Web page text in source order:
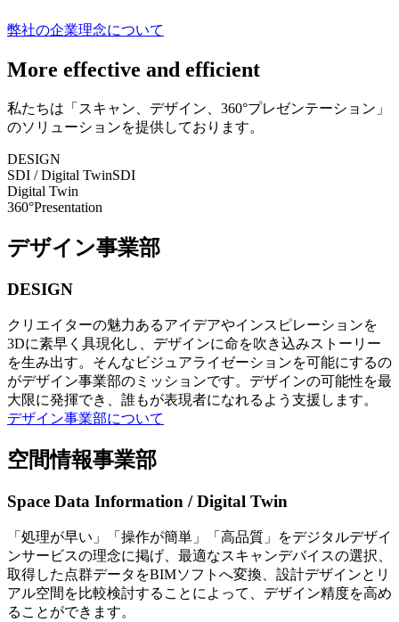
弊社の企業理念について
More effective and efficient
私たちは「スキャン、デザイン、360°プレゼンテーション」
のソリューションを提供しております。
DESIGN
SDI / Digital TwinSDI
Digital Twin
360°Presentation
デザイン事業部
DESIGN
クリエイターの魅力あるアイデアやインスピレーションを
3Dに素早く具現化し、デザインに命を吹き込みストーリー
を生み出す。そんなビジュアライゼーションを可能にするの
がデザイン事業部のミッションです。デザインの可能性を最
大限に発揮でき、誰もが表現者になれるよう支援します。
デザイン事業部について
空間情報事業部
Space Data Information / Digital Twin
「処理が早い」「操作が簡単」「高品質」をデジタルデザイ
ンサービスの理念に掲げ、最適なスキャンデバイスの選択、
取得した点群データをBIMソフトへ変換、設計デザインとリ
アル空間を比較検討することによって、デザイン精度を高め
ることができます。